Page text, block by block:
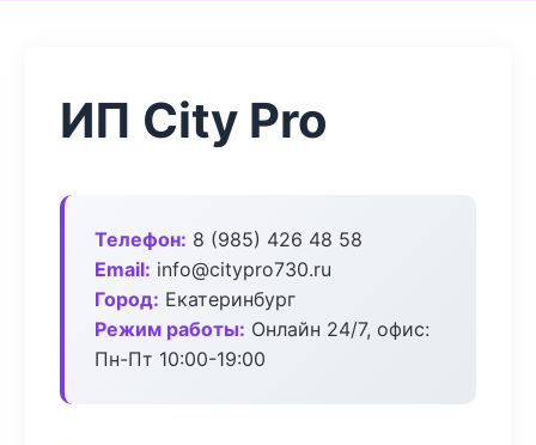
ИП City Pro
Телефон: 8 (985) 426 48 58
Email: info@citypro730.ru
Город: Екатеринбург
Режим работы: Онлайн 24/7, офис:
Пн-Пт 10:00-19:00